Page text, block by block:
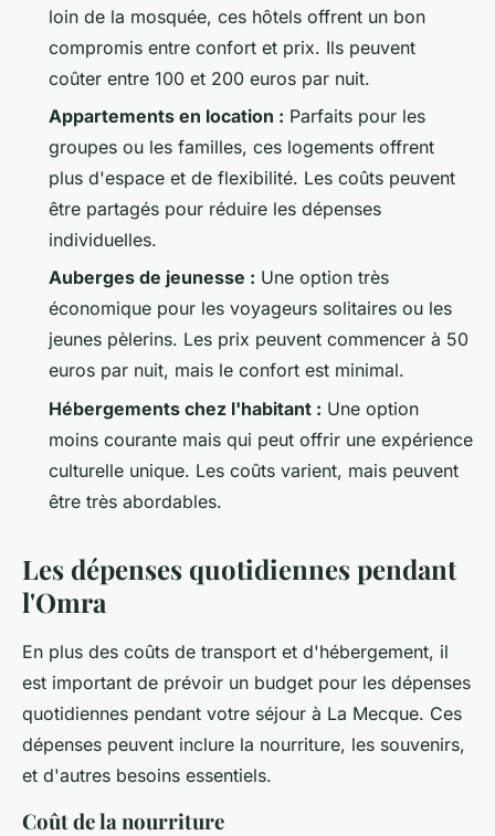
loin de la mosquée, ces hôtels offrent un bon
compromis entre confort et prix. Ils peuvent
coûter entre 100 et 200 euros par nuit.
Appartements en location : Parfaits pour les
groupes ou les familles, ces logements offrent
plus d'espace et de flexibilité. Les coûts peuvent
être partagés pour réduire les dépenses
individuelles.
Auberges de jeunesse : Une option très
économique pour les voyageurs solitaires ou les
jeunes pèlerins. Les prix peuvent commencer à 50
euros par nuit, mais le confort est minimal.
Hébergements chez l'habitant : Une option
moins courante mais qui peut offrir une expérience
culturelle unique. Les coûts varient, mais peuvent
être très abordables.
Les dépenses quotidiennes pendant
l'Omra
En plus des coûts de transport et d'hébergement, il
est important de prévoir un budget pour les dépenses
quotidiennes pendant votre séjour à La Mecque. Ces
dépenses peuvent inclure la nourriture, les souvenirs,
et d'autres besoins essentiels.
Coût de la nourriture